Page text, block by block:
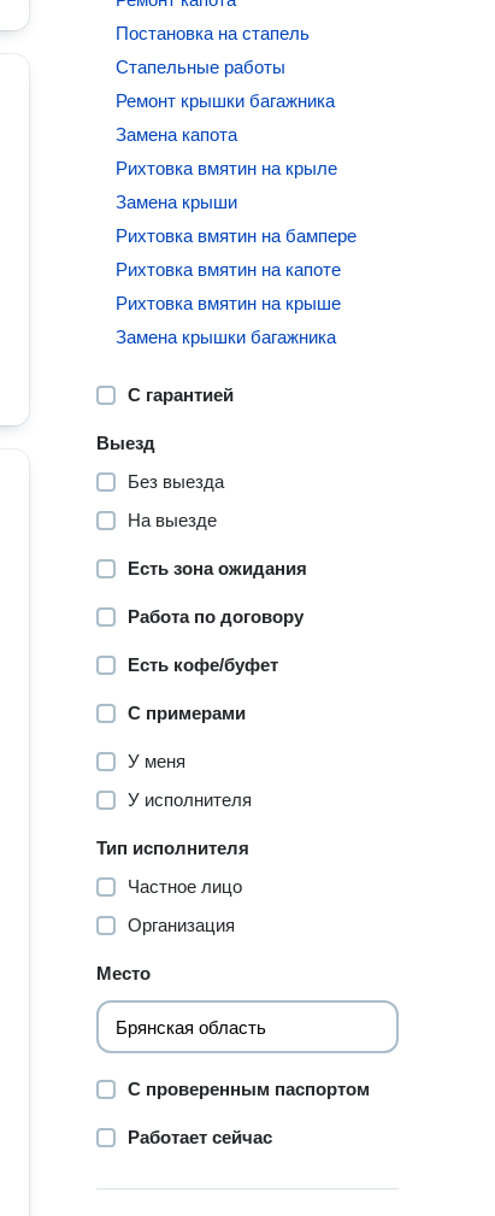
Постановка на стапель
Стапельные работы
Ремонт крышки багажника
Замена капота
Рихтовка вмятин на крыле
Замена крыши
Рихтовка вмятин на бампере
Рихтовка вмятин на капоте
Рихтовка вмятин на крыше
Замена крышки багажника
С гарантией
Выезд
Без выезда
На выезде
Есть зона ожидания
Работа по договору
Есть кофе/буфет
С примерами
У меня
У исполнителя
Тип исполнителя
Частное лицо
Организация
Место
С проверенным паспортом
Работает сейчас